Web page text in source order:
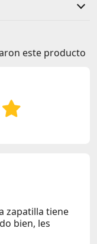
este producto
zapatilla tiene
bien, les